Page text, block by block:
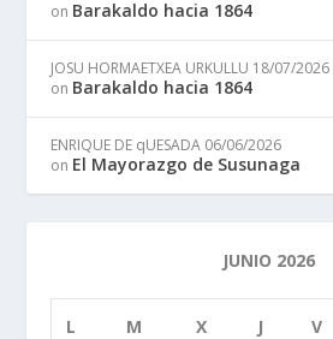
on Barakaldo hacia 1864
JOSU HORMAETXEA URKULLU 18/07/2026
on Barakaldo hacia 1864
ENRIQUE DE qUESADA 06/06/2026
on El Mayorazgo de Susunaga
JUNIO 2026
L M X J V